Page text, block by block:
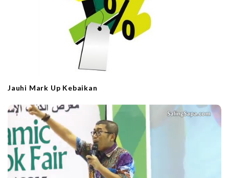
Jauhi Mark Up Kebaikan